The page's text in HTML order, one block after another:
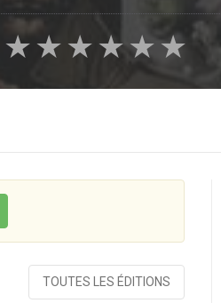
★
★
★
★
★
★
TOUTES LES ÉDITIONS